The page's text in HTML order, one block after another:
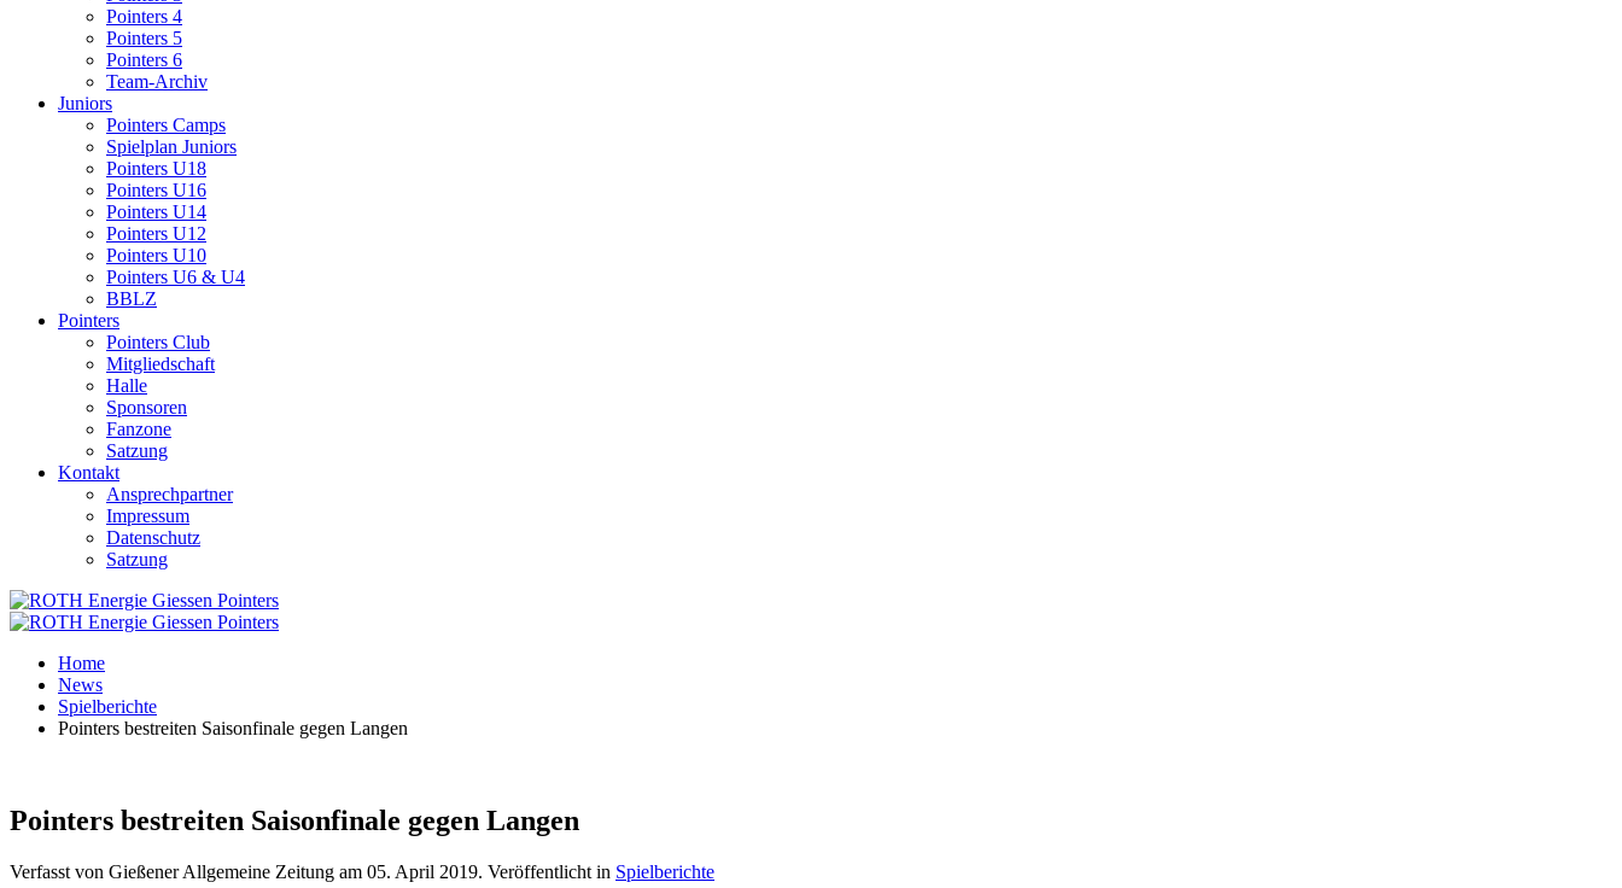
Pointers 4
Pointers 5
Pointers 6
Team-Archiv
Juniors
Pointers Camps
Spielplan Juniors
Pointers U18
Pointers U16
Pointers U14
Pointers U12
Pointers U10
Pointers U6 & U4
BBLZ
Pointers
Pointers Club
Mitgliedschaft
Halle
Sponsoren
Fanzone
Satzung
Kontakt
Ansprechpartner
Impressum
Datenschutz
Satzung
Home
News
Spielberichte
Pointers bestreiten Saisonfinale gegen Langen
Pointers bestreiten Saisonfinale gegen Langen
Verfasst von Gießener Allgemeine Zeitung am 05. April 2019. Veröffentlicht in Spielberichte